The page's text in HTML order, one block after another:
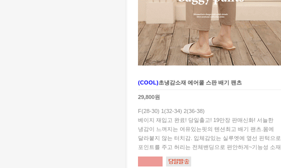
(COOL)초냉감소재 에어쿨 스판 배기 팬츠
29,800원
F(28-30) 1(32-34) 2(36-38)
베이지 재입고 완료! 당일출고! 19만장 판매신화! 서늘한
냉감이 느껴지는 여유있는핏의 텐션최고 배기 팬츠.몸에
달라붙지 않는 터치감. 입체감있는 실루엣에 옆선 핀턱으로
포인트를 주고 허리는 전체밴딩으로 편안하게~기능성 소재